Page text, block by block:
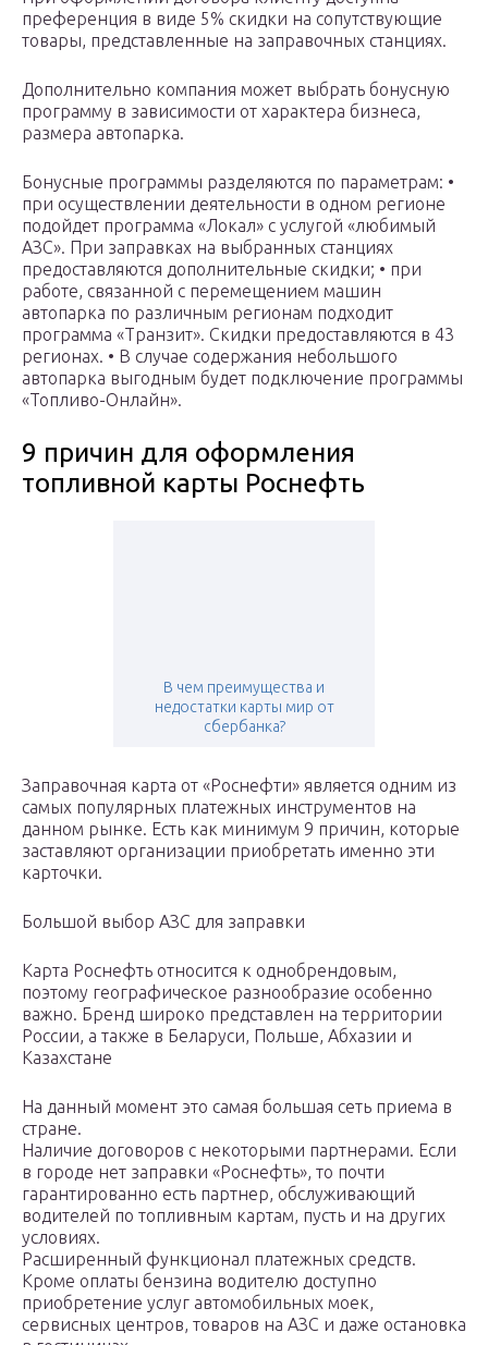
преференция в виде 5% скидки на сопутствующие
товары, представленные на заправочных станциях.
Дополнительно компания может выбрать бонусную
программу в зависимости от характера бизнеса,
размера автопарка.
Бонусные программы разделяются по параметрам: •
при осуществлении деятельности в одном регионе
подойдет программа «Локал» с услугой «любимый
АЗС». При заправках на выбранных станциях
предоставляются дополнительные скидки; • при
работе, связанной с перемещением машин
автопарка по различным регионам подходит
программа «Транзит». Скидки предоставляются в 43
регионах. • В случае содержания небольшого
автопарка выгодным будет подключение программы
«Топливо-Онлайн».
9 причин для оформления
топливной карты Роснефть
В чем преимущества и
недостатки карты мир от
сбербанка?
Заправочная карта от «Роснефти» является одним из
самых популярных платежных инструментов на
данном рынке. Есть как минимум 9 причин, которые
заставляют организации приобретать именно эти
карточки.
Большой выбор АЗС для заправки
Карта Роснефть относится к однобрендовым,
поэтому географическое разнообразие особенно
важно. Бренд широко представлен на территории
России, а также в Беларуси, Польше, Абхазии и
Казахстане
На данный момент это самая большая сеть приема в
стране.
Наличие договоров с некоторыми партнерами. Если
в городе нет заправки «Роснефть», то почти
гарантированно есть партнер, обслуживающий
водителей по топливным картам, пусть и на других
условиях.
Расширенный функционал платежных средств.
Кроме оплаты бензина водителю доступно
приобретение услуг автомобильных моек,
сервисных центров, товаров на АЗС и даже остановка